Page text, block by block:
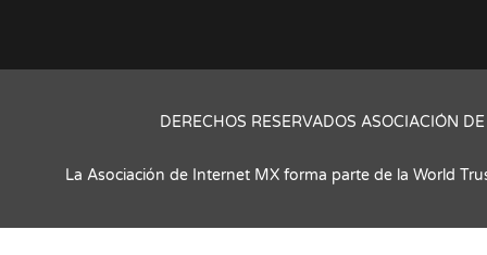
DERECHOS RESERVADOS ASOCIACIÓN
La Asociación de Internet MX forma parte de la World